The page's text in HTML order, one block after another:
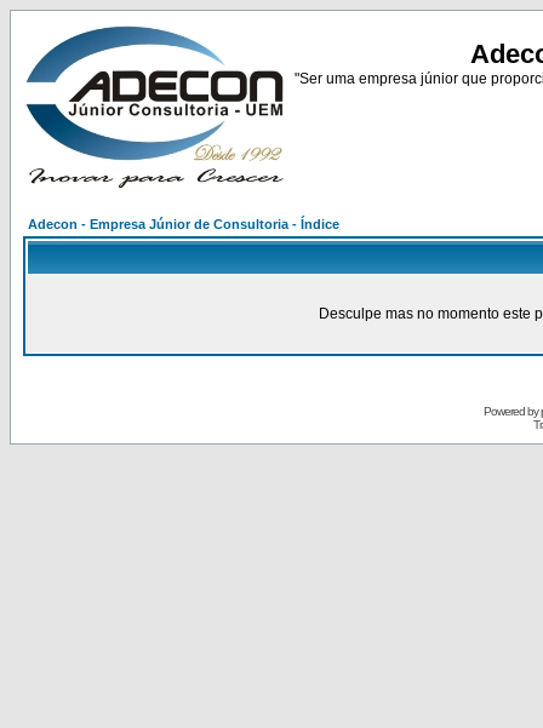
"Ser uma empresa júnior que
Adecon - Empresa Júnior de Consultoria - Índice
Desculpe mas no momento este
Powered by